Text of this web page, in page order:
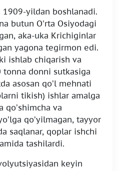
1909-yildan boshlanadi.
butun O’rta Osiyodagi
aka-uka Krichiginlar
yagona tegirmon edi.
ishlab chiqarish va
donni sutkasiga
asosan qo’l mehnati
tikish) ishlar amalga
qo’shimcha va
qo’yilmagan, tayyor
saqlanar, qoplar ishchi
tashilardi.
keyin